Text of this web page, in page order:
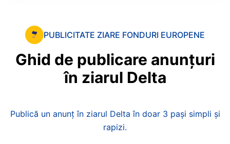
PUBLICITATE ZIARE FONDURI EUROPENE
Ghid de publicare anunțuri
în ziarul Delta
Publică un anunț în ziarul Delta în doar 3 pași simpli și
rapizi.